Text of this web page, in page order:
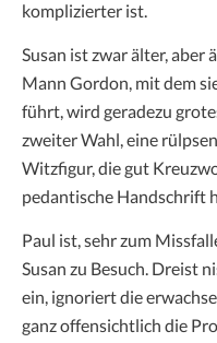
komplizierter ist.
Susan ist zwar älter, aber
Mann Gordon, mit dem
führt, wird geradezu
zweiter Wahl, eine
Witzfigur, die gut
pedantische Handschrift
Paul ist, sehr zum
Susan zu Besuch. Dreist
ein, ignoriert die
ganz offensichtlich die